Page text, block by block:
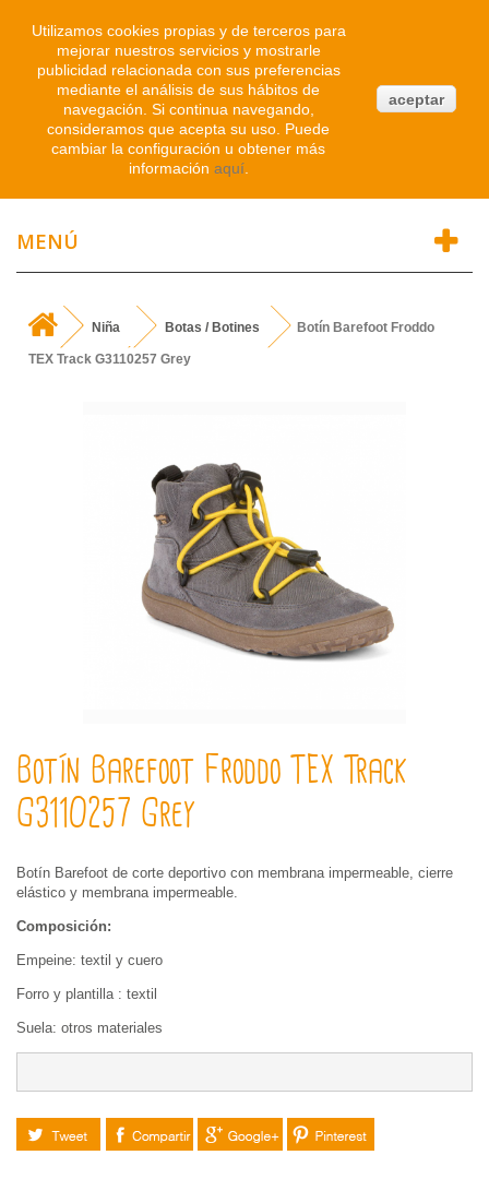
Atendemos WhatsApp
91 214 1542
MENÚ
Niña Botas / Botines Botín Barefoot Froddo
TEX Track G3110257 Grey
Botín Barefoot Froddo TEX Track
G3110257 Grey
Botín Barefoot de corte deportivo con membrana impermeable, cierre
elástico y membrana impermeable.
Composición:
Empeine: textil y cuero
Forro y plantilla : textil
Suela: otros materiales
Tuitear Compartir Google+ Pinterest
Utilizamos cookies propias y de terceros para
mejorar nuestros servicios y mostrarle
publicidad relacionada con sus preferencias
mediante el análisis de sus hábitos de
navegación. Si continua navegando,
consideramos que acepta su uso. Puede
cambiar la configuración u obtener más
información aquí.
aceptar